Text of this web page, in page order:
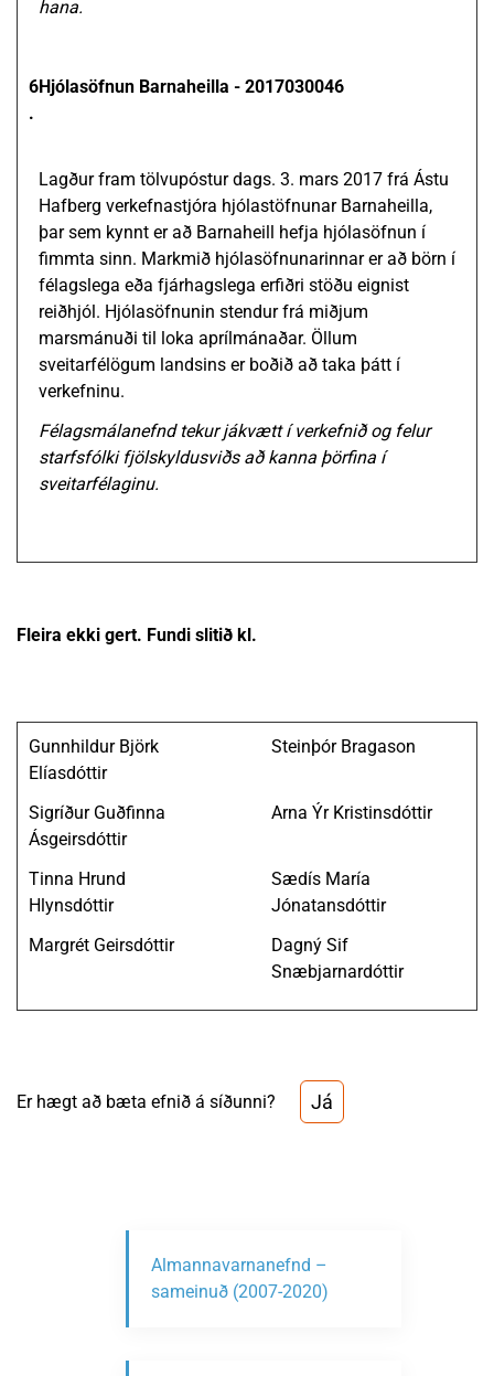
hana.
6
.
Hjólasöfnun Barnaheilla - 2017030046
Lagður fram tölvupóstur dags. 3. mars 2017 frá Ástu
Hafberg verkefnastjóra hjólastöfnunar Barnaheilla,
þar sem kynnt er að Barnaheill hefja hjólasöfnun í
fimmta sinn. Markmið hjólasöfnunarinnar er að börn í
félagslega eða fjárhagslega erfiðri stöðu eignist
reiðhjól. Hjólasöfnunin stendur frá miðjum
marsmánuði til loka aprílmánaðar. Öllum
sveitarfélögum landsins er boðið að taka þátt í
verkefninu.
Félagsmálanefnd tekur jákvætt í verkefnið og felur
starfsfólki fjölskyldusviðs að kanna þörfina í
sveitarfélaginu.
Fleira ekki gert. Fundi slitið kl.
Gunnhildur Björk
Elíasdóttir
Steinþór Bragason
Sigríður Guðfinna
Ásgeirsdóttir
Arna Ýr Kristinsdóttir
Tinna Hrund
Hlynsdóttir
Sædís María
Jónatansdóttir
Margrét Geirsdóttir
Dagný Sif
Snæbjarnardóttir
Er hægt að bæta efnið á síðunni? Já
Almannavarnanefnd –
sameinuð (2007-2020)